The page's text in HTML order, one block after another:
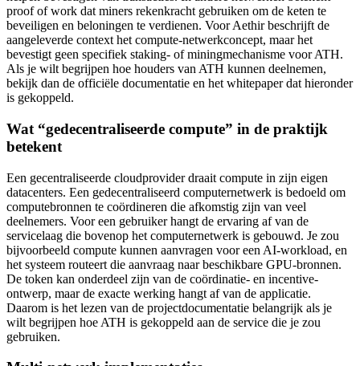
proof of work dat miners rekenkracht gebruiken om de keten te
beveiligen en beloningen te verdienen. Voor Aethir beschrijft de
aangeleverde context het compute-netwerkconcept, maar het
bevestigt geen specifiek staking- of miningmechanisme voor ATH.
Als je wilt begrijpen hoe houders van ATH kunnen deelnemen,
bekijk dan de officiële documentatie en het whitepaper dat hieronder
is gekoppeld.
Wat “gedecentraliseerde compute” in de praktijk
betekent
Een gecentraliseerde cloudprovider draait compute in zijn eigen
datacenters. Een gedecentraliseerd computernetwerk is bedoeld om
computebronnen te coördineren die afkomstig zijn van veel
deelnemers. Voor een gebruiker hangt de ervaring af van de
servicelaag die bovenop het computernetwerk is gebouwd. Je zou
bijvoorbeeld compute kunnen aanvragen voor een AI-workload, en
het systeem routeert die aanvraag naar beschikbare GPU-bronnen.
De token kan onderdeel zijn van de coördinatie- en incentive-
ontwerp, maar de exacte werking hangt af van de applicatie.
Daarom is het lezen van de projectdocumentatie belangrijk als je
wilt begrijpen hoe ATH is gekoppeld aan de service die je zou
gebruiken.